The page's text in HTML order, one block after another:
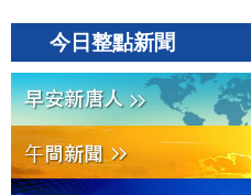
今日整點新聞